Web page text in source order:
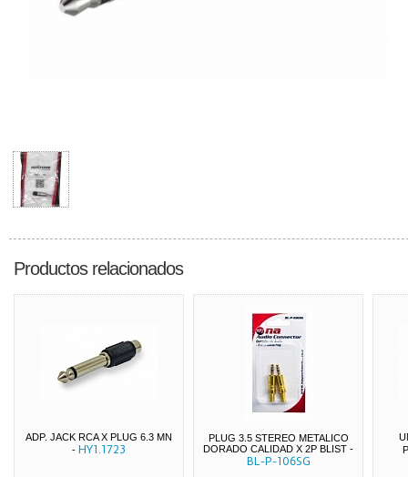
Productos relacionados
ADP. JACK RCA X PLUG 6.3 MN
- HY1.1723
PLUG 3.5 STEREO METALICO
DORADO CALIDAD X 2P BLIST -
BL-P-106SG